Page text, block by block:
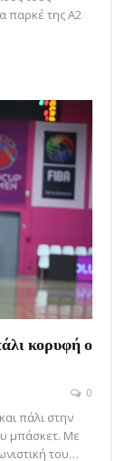
παρκέ της Α2
κορυφή ο
0
πάλι στην
μπάσκετ. Με
του…